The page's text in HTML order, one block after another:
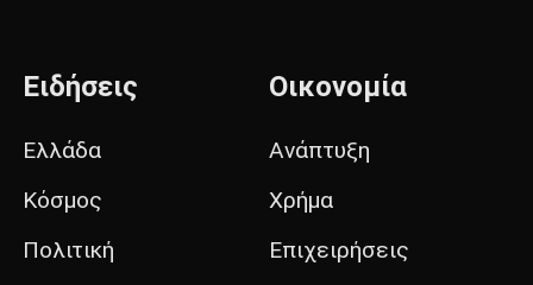
Ειδήσεις
Ελλάδα
Κόσμος
Πολιτική
Οικονομία
Ανάπτυξη
Χρήμα
Επιχειρήσεις